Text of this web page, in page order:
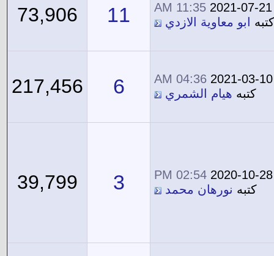
2021-07-21
11:35 AM
كتبه
ابو معاوية الازدي 11
73,906
2021-03-10
04:36 AM
كتبه هيام الشمري 6
217,456
2020-10-28
02:54 PM
كتبه نورهان محمد 3
39,799